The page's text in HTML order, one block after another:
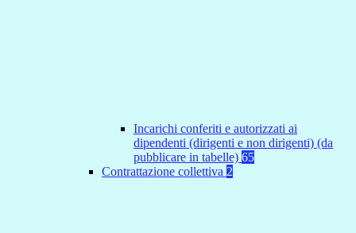
Incarichi conferiti e autorizzati ai
dipendenti (dirigenti e non dirigenti) (da
pubblicare in tabelle) 65
Contrattazione collettiva 2